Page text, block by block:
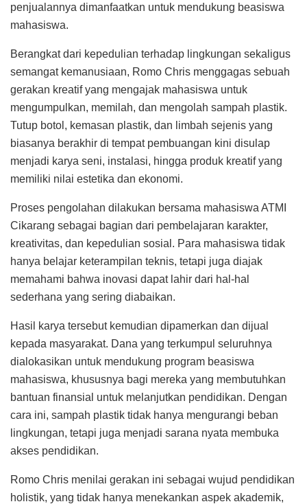
penjualannya dimanfaatkan untuk mendukung beasiswa
mahasiswa.
Berangkat dari kepedulian terhadap lingkungan sekaligus
semangat kemanusiaan, Romo Chris menggagas sebuah
gerakan kreatif yang mengajak mahasiswa untuk
mengumpulkan, memilah, dan mengolah sampah plastik.
Tutup botol, kemasan plastik, dan limbah sejenis yang
biasanya berakhir di tempat pembuangan kini disulap
menjadi karya seni, instalasi, hingga produk kreatif yang
memiliki nilai estetika dan ekonomi.
Proses pengolahan dilakukan bersama mahasiswa ATMI
Cikarang sebagai bagian dari pembelajaran karakter,
kreativitas, dan kepedulian sosial. Para mahasiswa tidak
hanya belajar keterampilan teknis, tetapi juga diajak
memahami bahwa inovasi dapat lahir dari hal-hal
sederhana yang sering diabaikan.
Hasil karya tersebut kemudian dipamerkan dan dijual
kepada masyarakat. Dana yang terkumpul seluruhnya
dialokasikan untuk mendukung program beasiswa
mahasiswa, khususnya bagi mereka yang membutuhkan
bantuan finansial untuk melanjutkan pendidikan. Dengan
cara ini, sampah plastik tidak hanya mengurangi beban
lingkungan, tetapi juga menjadi sarana nyata membuka
akses pendidikan.
Romo Chris menilai gerakan ini sebagai wujud pendidikan
holistik, yang tidak hanya menekankan aspek akademik,